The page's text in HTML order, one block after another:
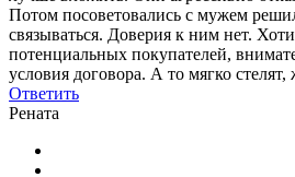
Потом посоветовались с мужем
связываться. Доверия к ним нет.
потенциальных покупателей,
условия договора. А то мягко стелят,
Ответить
Рената